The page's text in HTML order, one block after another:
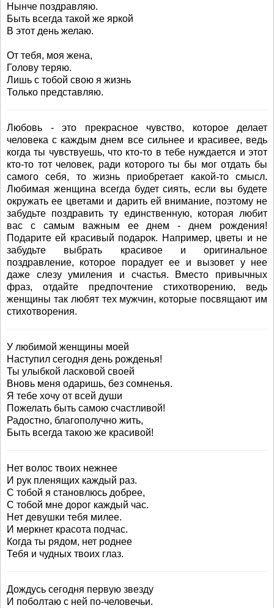
Нынче поздравляю.
Быть всегда такой же яркой
В этот день желаю.
От тебя, моя жена,
Голову теряю.
Лишь с тобой свою я жизнь
Только представляю.
Любовь - это прекрасное чувство, которое делает
человека с каждым днем все сильнее и красивее, ведь
когда ты чувствуешь, что кто-то в тебе нуждается и этот
кто-то тот человек, ради которого ты бы мог отдать бы
самого себя, то жизнь приобретает какой-то смысл.
Любимая женщина всегда будет сиять, если вы будете
окружать ее цветами и дарить ей внимание, поэтому не
забудьте поздравить ту единственную, которая любит
вас с самым важным ее днем - днем рождения!
Подарите ей красивый подарок. Например, цветы и не
забудьте выбрать красивое и оригинальное
поздравление, которое порадует ее и вызовет у нее
даже слезу умиления и счастья. Вместо привычных
фраз, отдайте предпочтение стихотворению, ведь
женщины так любят тех мужчин, которые посвящают им
стихотворения.
У любимой женщины моей
Наступил сегодня день рожденья!
Ты улыбкой ласковой своей
Вновь меня одаришь, без сомненья.
Я тебе хочу от всей души
Пожелать быть самою счастливой!
Радостно, благополучно жить,
Быть всегда такою же красивой!
Нет волос твоих нежнее
И рук пленящих каждый раз.
С тобой я становлюсь добрее,
С тобой мне дорог каждый час.
Нет девушки тебя милее.
И меркнет красота подчас.
Когда ты рядом, нет роднее
Тебя и чудных твоих глаз.
Дождусь сегодня первую звезду
И поболтаю с ней по-человечьи.